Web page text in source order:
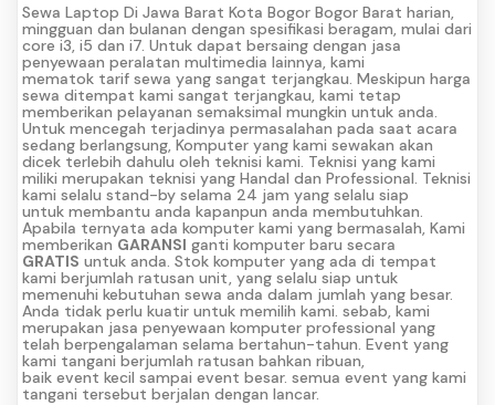
Sewa Laptop Di Jawa Barat Kota Bogor Bogor Barat harian,
mingguan dan bulanan dengan spesifikasi beragam, mulai dari
core i3, i5 dan i7. Untuk dapat bersaing dengan jasa
penyewaan peralatan multimedia lainnya, kami
mematok tarif sewa yang sangat terjangkau. Meskipun harga
sewa ditempat kami sangat terjangkau, kami tetap
memberikan pelayanan semaksimal mungkin untuk anda.
Untuk mencegah terjadinya permasalahan pada saat acara
sedang berlangsung, Komputer yang kami sewakan akan
dicek terlebih dahulu oleh teknisi kami. Teknisi yang kami
miliki merupakan teknisi yang Handal dan Professional. Teknisi
kami selalu stand-by selama 24 jam yang selalu siap
untuk membantu anda kapanpun anda membutuhkan.
Apabila ternyata ada komputer kami yang bermasalah, Kami
memberikan GARANSI ganti komputer baru secara
GRATIS untuk anda. Stok komputer yang ada di tempat
kami berjumlah ratusan unit, yang selalu siap untuk
memenuhi kebutuhan sewa anda dalam jumlah yang besar.
Anda tidak perlu kuatir untuk memilih kami. sebab, kami
merupakan jasa penyewaan komputer professional yang
telah berpengalaman selama bertahun-tahun. Event yang
kami tangani berjumlah ratusan bahkan ribuan,
baik event kecil sampai event besar. semua event yang kami
tangani tersebut berjalan dengan lancar.